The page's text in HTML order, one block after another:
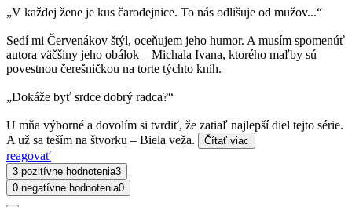
„V každej žene je kus čarodejnice. To nás odlišuje od mužov...“
Sedí mi Červenákov štýl, oceňujem jeho humor. A musím spomenúť
autora väčšiny jeho obálok – Michala Ivana, ktorého maľby sú
povestnou čerešničkou na torte týchto kníh.
„Dokáže byť srdce dobrý radca?“
U mňa výborné a dovolím si tvrdiť, že zatiaľ najlepší diel tejto série.
A už sa teším na štvorku – Biela veža.
Čítať viac
reagovať
3 pozitívne hodnotenia3
0 negatívne hodnotenia0